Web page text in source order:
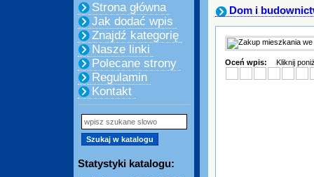
Strona główna
Jak dodać wpis
Znajdź kategorię
Nasze linki
Polecane strony
Regulamin
Kontakt
Statystyki katalogu:
Dom i
Oceń wpis: Kliknij